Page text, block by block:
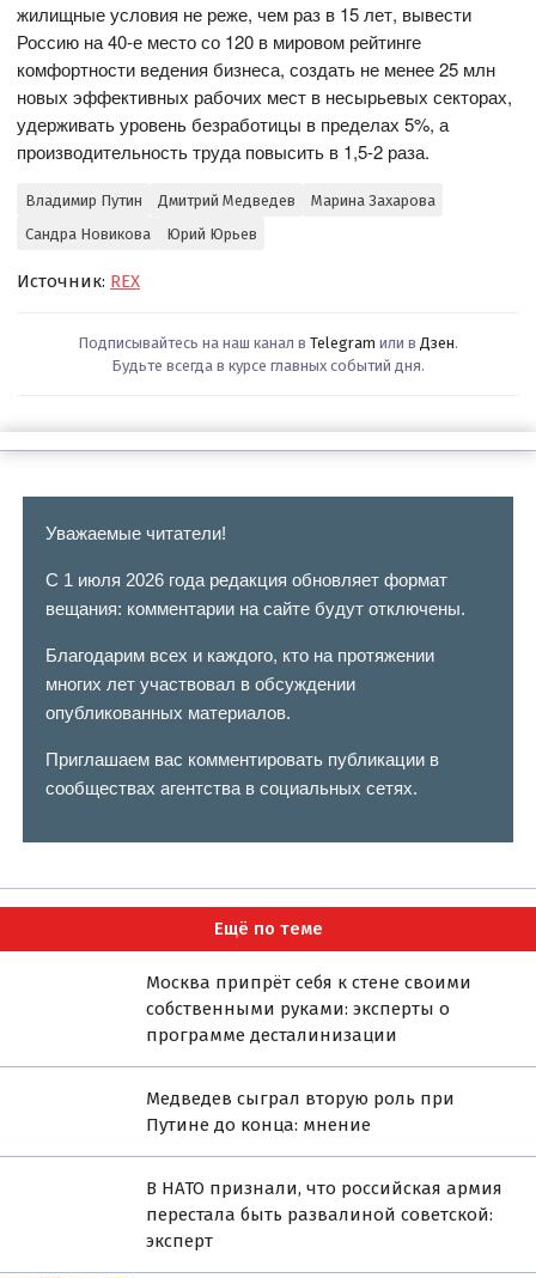
жилищные условия не реже, чем раз в 15 лет, вывести
Россию на 40-е место со 120 в мировом рейтинге
комфортности ведения бизнеса, создать не менее 25 млн
новых эффективных рабочих мест в несырьевых секторах,
удерживать уровень безработицы в пределах 5%, а
производительность труда повысить в 1,5-2 раза.
Владимир Путин Дмитрий Медведев
Марина Захарова
Сандра Новикова
Юрий Юрьев
Источник: REX
Подписывайтесь на наш канал в Telegram или в Дзен.
Будьте всегда в курсе главных событий дня.
Уважаемые читатели!
С 1 июля 2026 года редакция обновляет формат
вещания: комментарии на сайте будут отключены.
Благодарим всех и каждого, кто на протяжении
многих лет участвовал в обсуждении
опубликованных материалов.
Приглашаем вас комментировать публикации в
сообществах агентства в социальных сетях.
Ещё по теме
Москва припрёт себя к стене своими
собственными руками: эксперты о
программе десталинизации
Медведев сыграл вторую роль при
Путине до конца: мнение
В НАТО признали, что российская армия
перестала быть развалиной советской:
эксперт